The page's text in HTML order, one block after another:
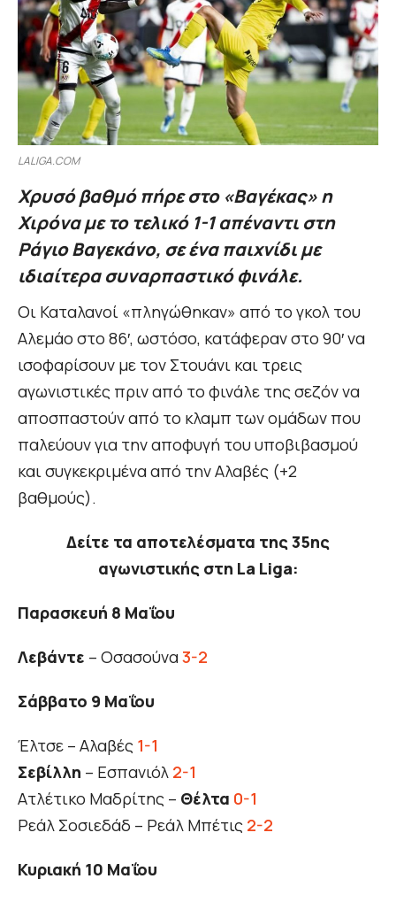
LALIGA.COM
Χρυσό βαθμό πήρε στο «Βαγέκας» η
Χιρόνα με το τελικό 1-1 απέναντι στη
Ράγιο Βαγεκάνο, σε ένα παιχνίδι με
ιδιαίτερα συναρπαστικό φινάλε.
Οι Καταλανοί «πληγώθηκαν» από το γκολ του
Αλεμάο στο 86′, ωστόσο, κατάφεραν στο 90′ να
ισοφαρίσουν με τον Στουάνι και τρεις
αγωνιστικές πριν από το φινάλε της σεζόν να
αποσπαστούν από το κλαμπ των ομάδων που
παλεύουν για την αποφυγή του υποβιβασμού
και συγκεκριμένα από την Αλαβές (+2
βαθμούς).
Δείτε τα αποτελέσματα της 35ης
αγωνιστικής στη La Liga:
Παρασκευή 8 Μαΐου
Λεβάντε – Οσασούνα3-2
Σάββατο 9 Μαΐου
Έλτσε – Αλαβές 1-1
Σεβίλλη – Εσπανιόλ 2-1
Ατλέτικο Μαδρίτης – Θέλτα 0-1
Ρεάλ Σοσιεδάδ – Ρεάλ Μπέτις 2-2
Κυριακή 10 Μαΐου